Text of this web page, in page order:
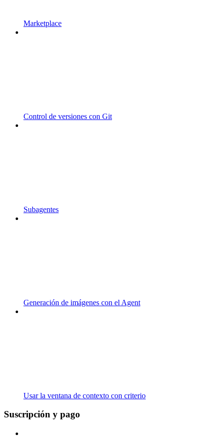
Marketplace
Control de versiones con Git
Subagentes
Generación de imágenes con el Agent
Usar la ventana de contexto con criterio
Suscripción y pago